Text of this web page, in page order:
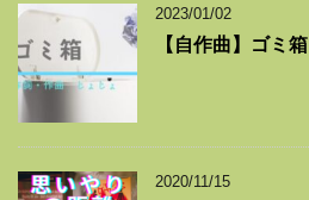
2023/01/02
【自作曲】ゴミ箱
2020/11/15